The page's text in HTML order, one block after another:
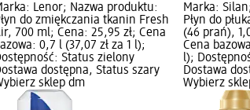
Lenor; Nazwa produktu:
do zmiękczania tkanin Fresh
700 ml; Cena: 25,95 zł; Cena
0,7 l (37,07 zł za 1 l);
Status zielony
dostępna, Status szary
sklep dm
Marka:
Płyn do
(46 prań),
Cena
l);
Dostawa
Wybierz